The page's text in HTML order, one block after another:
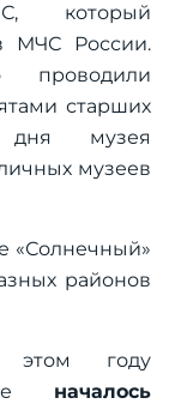
который
МЧС России.
проводили
старших
дня музея
музеев
«Солнечный»
районов
этом году
началось